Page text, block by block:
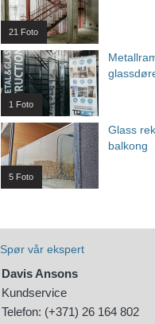
21 Foto
1 Foto
Glass
balkong
5 Foto
Spør vår ekspert
Davis Ansons
Kundservice
Telefon: (+371) 26 164 802